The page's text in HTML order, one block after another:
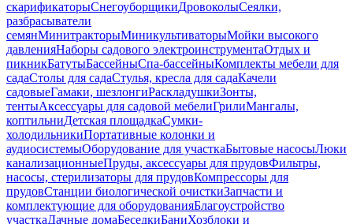
скарификаторыСнегоуборщикиДровоколыСеялки,
разбрасыватели
семянМинитракторыМиникультиваторыМойки высокого
давленияНаборы садового электроинструментаОтдых и
пикникБатутыБассейныСпа-бассейныКомплекты мебели для
садаСтолы для садаСтулья, кресла для садаКачели
садовыеГамаки, шезлонгиРаскладушкиЗонты,
тентыАксессуары для садовой мебелиГрилиМангалы,
коптильниДетская площадкаСумки-
холодильникиПортативные колонки и
аудиосистемыОборудование для участкаБытовые насосыЛюки
канализационныеПруды, аксессуары для прудовФильтры,
насосы, стерилизаторы для прудовКомпрессоры для
прудовСтанции биологической очисткиЗапчасти и
комплектующие для оборудованияБлагоустройство
участкаДачные домаБеседкиБаниХозблоки и